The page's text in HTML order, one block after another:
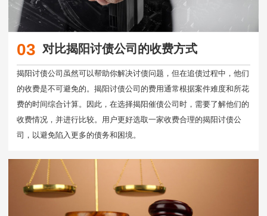
03 对比揭阳讨债公司的收费方式
揭阳讨债公司虽然可以帮助你解决讨债问题，但在追债过程中，他们
的收费是不可避免的。揭阳讨债公司的费用通常根据案件难度和所花
费的时间综合计算。因此，在选择揭阳催债公司时，需要了解他们的
收费情况，并进行比较。用户更好选取一家收费合理的揭阳讨债公
司，以避免陷入更多的债务和困境。